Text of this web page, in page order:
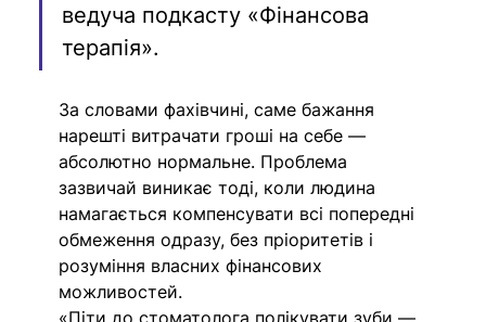
ведуча подкасту «Фінансова
терапія».
За словами фахівчині, саме бажання
нарешті витрачати гроші на себе —
абсолютно нормальне. Проблема
зазвичай виникає тоді, коли людина
намагається компенсувати всі попередні
обмеження одразу, без пріоритетів і
розуміння власних фінансових
можливостей.
«Піти до стоматолога полікувати зуби —